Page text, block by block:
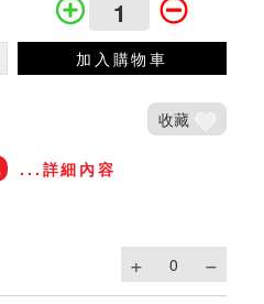
加入購物車
收藏
...詳細內容